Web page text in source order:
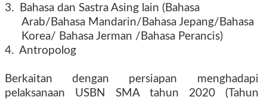
3. Bahasa dan Sastra Asing lain (Bahasa
Arab/Bahasa Mandarin/Bahasa Jepang/Bahasa
Korea/ Bahasa Jerman /Bahasa Perancis)
4. Antropolog
Berkaitan dengan persiapan menghadapi
pelaksanaan USBN SMA tahun 2020 (Tahun